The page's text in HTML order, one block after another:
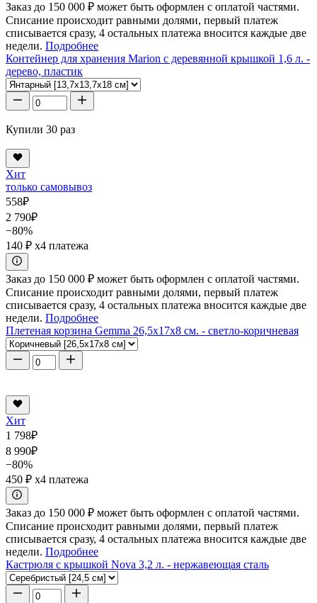
Заказ до 150 000 ₽ может быть оформлен с оплатой частями.
Списание происходит равными долями, первый платеж
списывается сразу, 4 остальных платежа вносится каждые две
недели. Подробнее
Контейнер для хранения Marion с деревянной крышкой 1,6 л. -
дерево, пластик
Купили 30 раз
Хит
только самовывоз
558₽
2 790₽
−80%
140 ₽ x4 платежа
Заказ до 150 000 ₽ может быть оформлен с оплатой частями.
Списание происходит равными долями, первый платеж
списывается сразу, 4 остальных платежа вносится каждые две
недели. Подробнее
Плетеная корзина Gemma 26,5x17x8 см. - светло-коричневая
Хит
1 798₽
8 990₽
−80%
450 ₽ x4 платежа
Заказ до 150 000 ₽ может быть оформлен с оплатой частями.
Списание происходит равными долями, первый платеж
списывается сразу, 4 остальных платежа вносится каждые две
недели. Подробнее
Кастрюля с крышкой Nova 3,2 л. - нержавеющая сталь